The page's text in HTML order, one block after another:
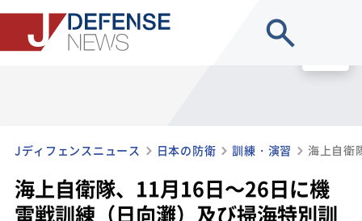
Jディフェンスニュース 日本の防衛 訓練・演習
海上自衛隊、11月16日～26日に機
雷戦訓練（日向灘）及び掃海特別訓